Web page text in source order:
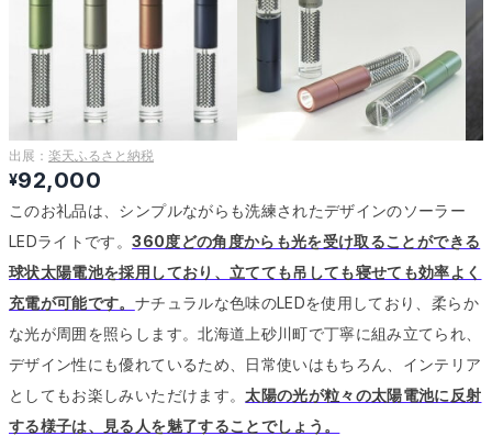
出展： 楽天ふるさと納税
¥92,000
このお礼品は、シンプルながらも洗練されたデザインのソーラー
LEDライトです。360度どの角度からも光を受け取ることができる
球状太陽電池を採用しており、立てても吊しても寝せても効率よく
充電が可能です。 ナチュラルな色味のLEDを使用しており、柔らか
な光が周囲を照らします。北海道上砂川町で丁寧に組み立てられ、
デザイン性にも優れているため、日常使いはもちろん、インテリア
としてもお楽しみいただけます。太陽の光が粒々の太陽電池に反射
する様子は、見る人を魅了することでしょう。